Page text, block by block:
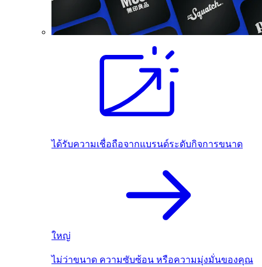
ได้รับความเชื่อถือจากแบรนด์ระดับกิจการขนาด
ใหญ่
ไม่ว่าขนาด ความซับซ้อน หรือความมุ่งมั่นของคุณ